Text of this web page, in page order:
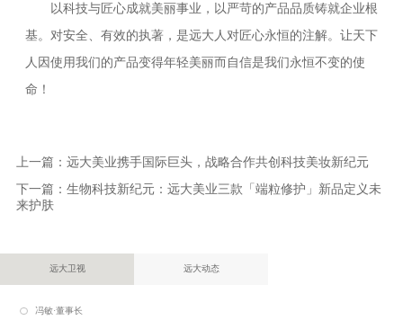
以科技与匠心成就美丽事业，以严苛的产品品质铸就企业根
基。对安全、有效的执著，是远大人对匠心永恒的注解。让天下
人因使用我们的产品变得年轻美丽而自信是我们永恒不变的使
命！
上一篇： 远大美业携手国际巨头，战略合作共创科技美妆新纪元
下一篇： 生物科技新纪元：远大美业三款「端粒修护」新品定义未
来护肤
远大卫视 远大动态
冯敏·董事长